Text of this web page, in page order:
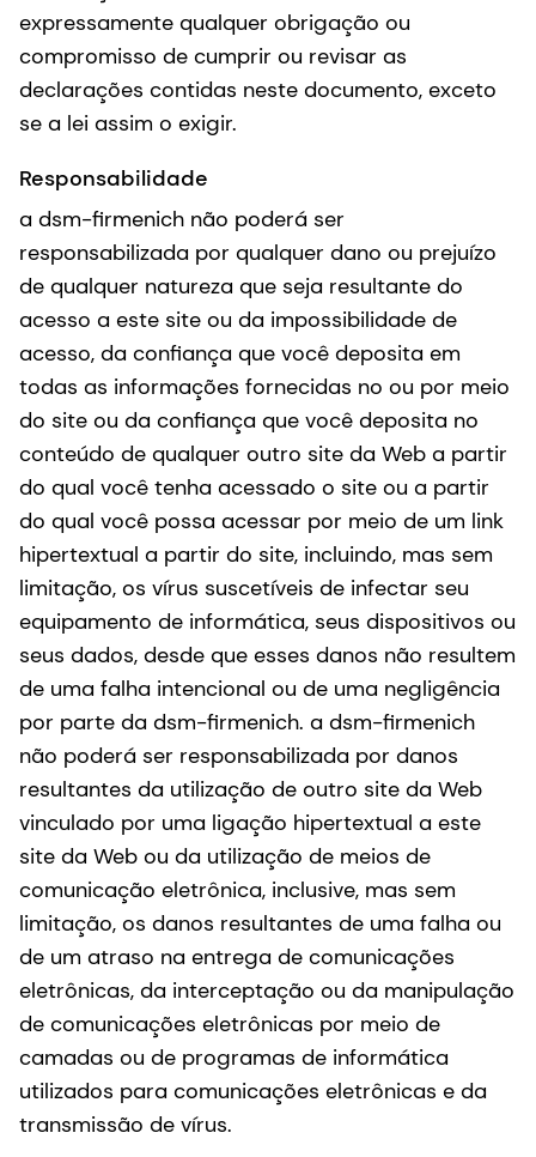
expressamente qualquer obrigação ou
compromisso de cumprir ou revisar as
declarações contidas neste documento, exceto
se a lei assim o exigir.
Responsabilidade
a dsm-firmenich não poderá ser
responsabilizada por qualquer dano ou prejuízo
de qualquer natureza que seja resultante do
acesso a este site ou da impossibilidade de
acesso, da confiança que você deposita em
todas as informações fornecidas no ou por meio
do site ou da confiança que você deposita no
conteúdo de qualquer outro site da Web a partir
do qual você tenha acessado o site ou a partir
do qual você possa acessar por meio de um link
hipertextual a partir do site, incluindo, mas sem
limitação, os vírus suscetíveis de infectar seu
equipamento de informática, seus dispositivos ou
seus dados, desde que esses danos não resultem
de uma falha intencional ou de uma negligência
por parte da dsm-firmenich. a dsm-firmenich
não poderá ser responsabilizada por danos
resultantes da utilização de outro site da Web
vinculado por uma ligação hipertextual a este
site da Web ou da utilização de meios de
comunicação eletrônica, inclusive, mas sem
limitação, os danos resultantes de uma falha ou
de um atraso na entrega de comunicações
eletrônicas, da interceptação ou da manipulação
de comunicações eletrônicas por meio de
camadas ou de programas de informática
utilizados para comunicações eletrônicas e da
transmissão de vírus.